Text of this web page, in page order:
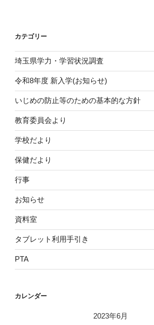
ン
カテゴリー
埼玉県学力・学習状況調査
令和8年度 新入学(お知らせ)
いじめの防止等のための基本的な方針
教育委員会より
学校だより
保健だより
行事
お知らせ
資料室
タブレット利用手引き
PTA
カレンダー
2023年6月